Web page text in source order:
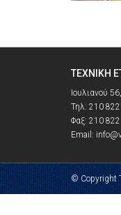
ΤΕΧΝΙΚΉ
Ιουλιανού
Τηλ: 210
Φαξ: 210
Email:
© Copyright